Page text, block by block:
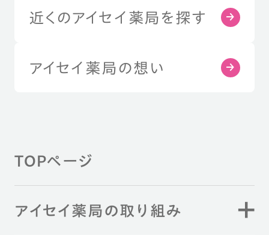
近くのアイセイ薬局を探す
アイセイ薬局の想い
TOPページ
アイセイ薬局の取り組み